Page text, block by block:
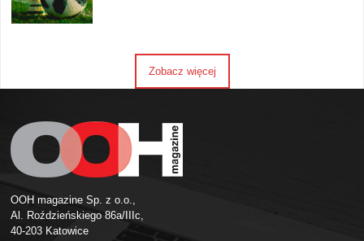
Zobacz więcej
OOH magazine Sp. z o.o.,
Al. Roździeńskiego 86a/IIIc,
40-203 Katowice